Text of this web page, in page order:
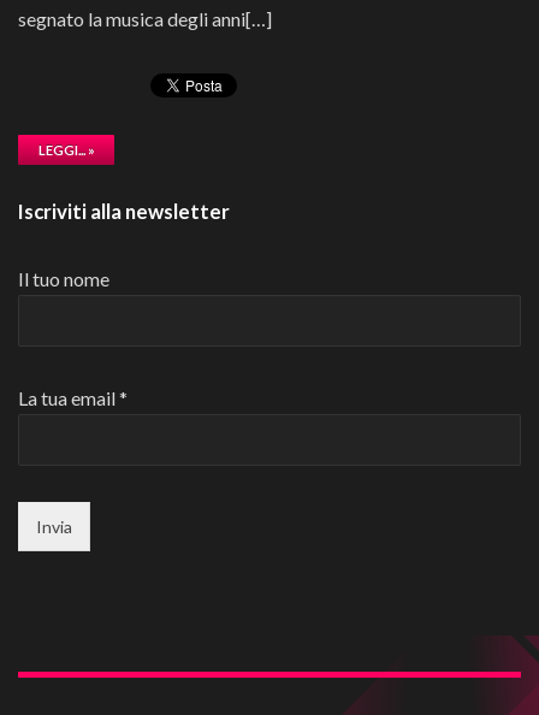
segnato la musica degli anni[…]
LEGGI... »
Iscriviti alla newsletter
Il tuo nome
La tua email *